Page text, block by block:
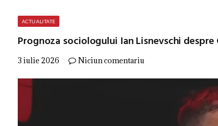
ACTUALITATE
Prognoza sociologului Ian Lisnevschi
3 iulie 2026 Niciun comentariu